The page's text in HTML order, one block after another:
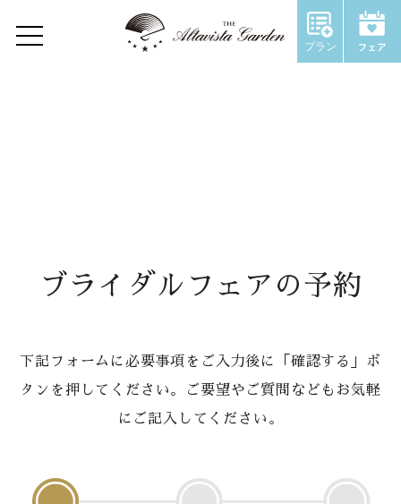
プラン
ウェディングトップ
Chapel
Food
ブライダルフェアの予約
下記フォームに必要事項をご入力後に「確認する」ボ
タンを押してください。ご要望やご質問などもお気軽
にご記入してください。